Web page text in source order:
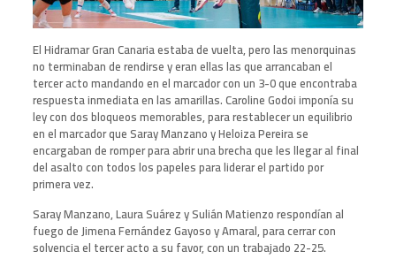
El Hidramar Gran Canaria estaba de vuelta, pero las menorquinas
no terminaban de rendirse y eran ellas las que arrancaban el
tercer acto mandando en el marcador con un 3-0 que encontraba
respuesta inmediata en las amarillas. Caroline Godoi imponía su
ley con dos bloqueos memorables, para restablecer un equilibrio
en el marcador que Saray Manzano y Heloiza Pereira se
encargaban de romper para abrir una brecha que les llegar al final
del asalto con todos los papeles para liderar el partido por
primera vez.
Saray Manzano, Laura Suárez y Sulián Matienzo respondían al
fuego de Jimena Fernández Gayoso y Amaral, para cerrar con
solvencia el tercer acto a su favor, con un trabajado 22-25.